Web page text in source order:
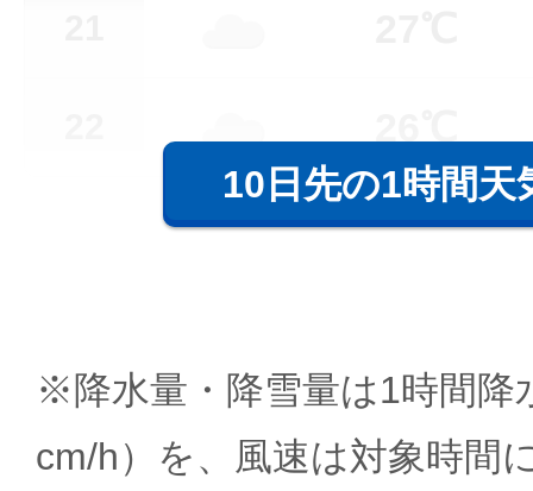
10日先の1時間天
※降水量・降雪量は1時間降
cm/h）を、風速は対象時間